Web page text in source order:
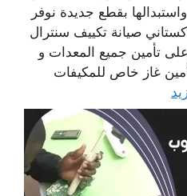
بقطع جديدة نوفر
صيانة تكييف سنترال
على تأمين جميع المعدات و
غاز خاص للمكيفات